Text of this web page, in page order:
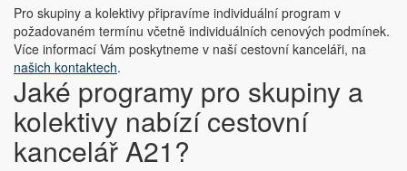
Pro skupiny a kolektivy připravíme individuální program v
požadovaném termínu včetně individuálních cenových podmínek.
Více informací Vám poskytneme v naší cestovní kanceláři, na
našich kontaktech.
Jaké programy pro skupiny a
kolektivy nabízí cestovní
kancelář A21?